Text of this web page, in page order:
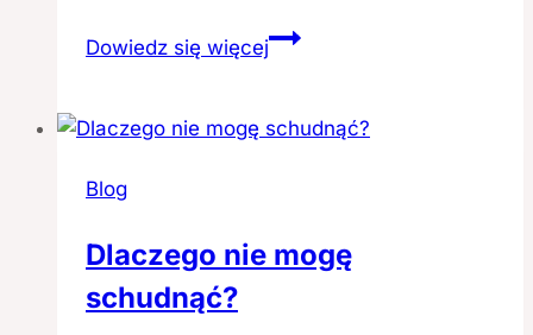
Dowiedz się więcejCzy
żywność
Blog
Dlaczego nie mogę
schudnąć?